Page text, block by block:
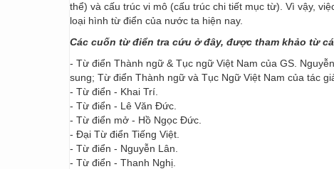
thể) và cấu trúc vi mô (cấu trúc chi tiết mục từ). Vì vậy,
loại hình từ điển của nước ta hiện nay.
Các cuốn từ điển tra cứu ở đây, được tham khảo từ
- Từ điển Thành ngữ & Tục ngữ Việt Nam của GS.
sung; Từ điển Thành ngữ và Tục Ngữ Việt Nam của tác
- Từ điển - Khai Trí.
- Từ điển - Lê Văn Đức.
- Từ điển mở - Hồ Ngọc Đức.
- Đại Từ điển Tiếng Việt.
- Từ điển - Nguyễn Lân.
- Từ điển - Thanh Nghị.